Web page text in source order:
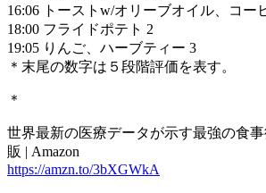
16:06 トーストw/オリーブオイル、コー
18:00 フライドポテト 2
19:05 りんご、ハーブティー 3
＊末尾の数字は５段階評価を表す。
＊
世界最新の医療データが示す最強の食事
販 | Amazon
https://amzn.to/3bXGWkA